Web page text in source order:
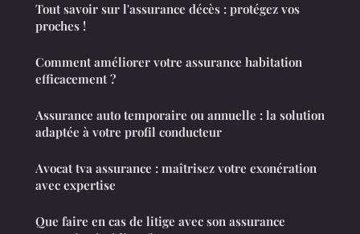
Tout savoir sur l'assurance décès : protégez vos
proches !
Comment améliorer votre assurance habitation
efficacement ?
Assurance auto temporaire ou annuelle : la solution
adaptée à votre profil conducteur
Avocat tva assurance : maîtrisez votre exonération
avec expertise
Que faire en cas de litige avec son assurance